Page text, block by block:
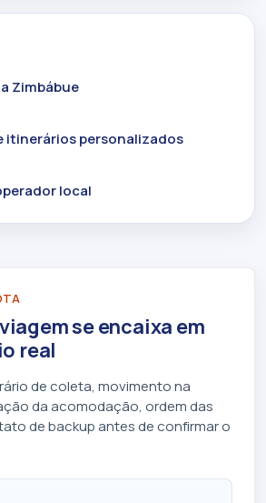
Zimbábue
itinerários personalizados
local
se encaixa em
real
de coleta, movimento na
da acomodação, ordem das
de backup antes de confirmar o